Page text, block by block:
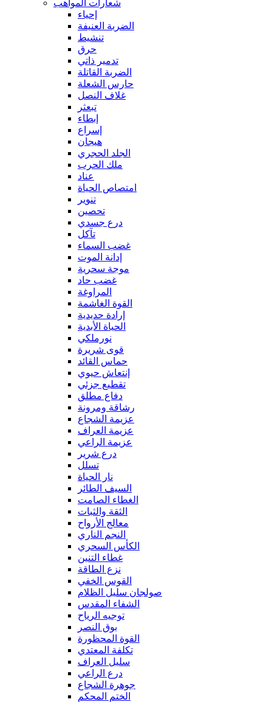
شعارات المواهب
إحياء
الضربة العنيفة
تنشيط
حرق
تدمير ذاتي
الضربة القاتلة
حارس الشعلة
غلاف النصل
تبعثر
إبطاء
إسراع
هيجان
الجلد الحجري
ملك الحرب
عناد
امتصاص الحياة
تنوير
تحصين
درع جسدي
تآكل
غضب السماء
إدانة الموت
موجة سحرية
غضب حاد
المراوغة
القوة الغاشمة
إرادة حديدية
الحياة الأبدية
نورملكي
قوى شريرة
حماس القائد
إنتعاش حيوي
تقطيع جزئي
دفاع مطلق
رشاقة ومرونة
عزيمة الشجاع
عزيمة العراف
عزيمة الراعي
درع شرير
تسلل
نار الحياة
السيف الطائر
الغطاء الصامت
الثقة والثبات
معالج الأرواح
النجم الناري
الكأس السحري
غطاء التنين
نزع الطاقة
القوس الخفي
صولجان سليل الظلام
الشفاء المقدس
توجيه الرياح
بوق النصر
القوة المحظورة
تكلفة المعتدي
سليل العراف
درع الراعي
جوهرة الشجاع
الختم المحكم